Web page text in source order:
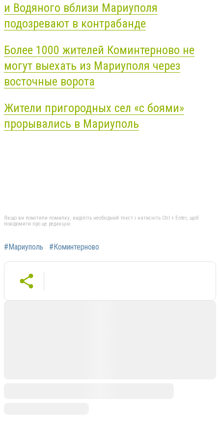
и Водяного вблизи Мариуполя
подозревают в контрабанде
Более 1000 жителей Коминтерново не
могут выехать из Мариуполя через
восточные ворота
Жители пригородных сел «с боями»
прорывались в Мариуполь
Якщо ви помітили помилку, виділіть необхідний текст і натисніть Ctrl + Enter, щоб
повідомити про це редакцію
#Мариуполь #Коминтерново